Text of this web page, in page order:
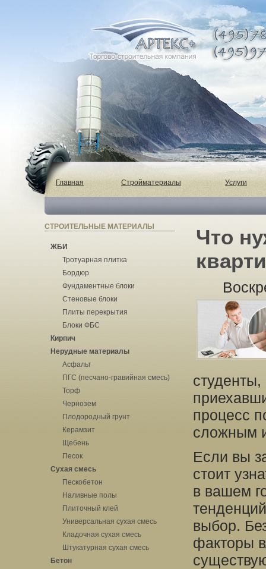
Главная Стройматериалы Услуги
СТРОИТЕЛЬНЫЕ МАТЕРИАЛЫ
ЖБИ
Тротуарная плитка
Бордюр
Фундаментные блоки
Стеновые блоки
Плиты перекрытия
Блоки ФБС
Кирпич
Нерудные материалы
Асфальт
ПГС (песчано-гравийная смесь)
Торф
Чернозем
Плодородный грунт
Керамзит
Щебень
Песок
Сухая смесь
Пескобетон
Наливные полы
Плиточный клей
Универсальная сухая смесь
Кладочная сухая смесь
Штукатурная сухая смесь
Бетон
Что
процесс
сложным
Если вы
стоит
в вашем
выбор.
факторы